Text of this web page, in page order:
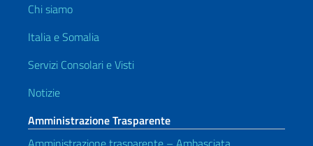
Chi siamo
Italia e Somalia
Servizi Consolari e Visti
Notizie
Amministrazione Trasparente